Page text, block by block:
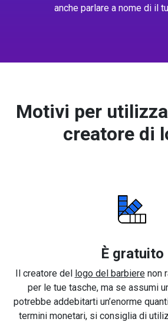
anche parlare a nome di il
Motivi per
creatore di
È gratuito
Il creatore del logo del barbierenon
per le tue tasche, ma se assumi
potrebbe addebitarti un’enorme
termini monetari, si consiglia di